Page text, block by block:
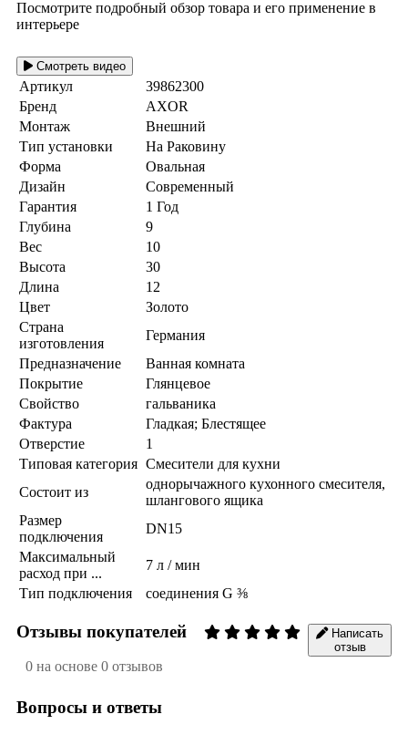
Посмотрите подробный обзор товара и его применение в
интерьере
Смотреть видео
Артикул
39862300
Бренд
AXOR
Монтаж
Внешний
Тип установки
На Раковину
Форма
Овальная
Дизайн
Современный
Гарантия
1 Год
Глубина
9
Вес
10
Высота
30
Длина
12
Цвет
Золото
Страна
изготовления
Германия
Предназначение
Ванная комната
Покрытие
Глянцевое
Свойство
гальваника
Фактура
Гладкая; Блестящее
Отверстие
1
Типовая категория Смесители для кухни
Состоит из
однорычажного кухонного смесителя,
шлангового ящика
Размер
подключения
DN15
Максимальный
расход при ...
7 л / мин
Тип подключения
соединения G ⅜
Отзывы покупателей
0 на основе 0 отзывов
Написать
отзыв
Вопросы и ответы